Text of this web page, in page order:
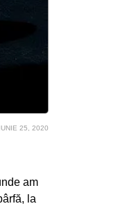
25, 2020
am
la